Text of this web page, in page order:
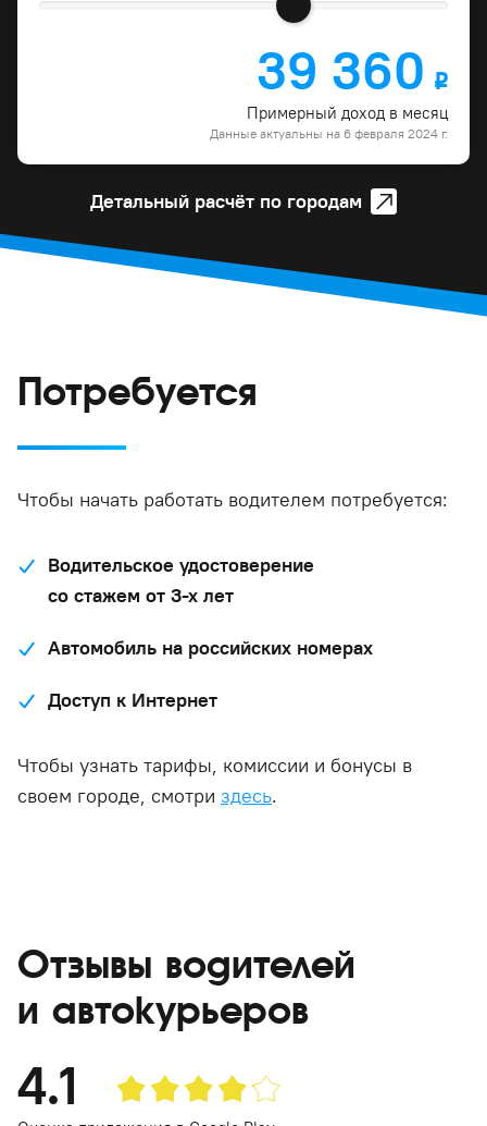
Примерный доход в месяц
39 360 o
Данные актуальны на 6 февраля 2024 г.
Детальный расчёт по городам
Потребуется
Чтобы начать работать водителем потребуется:
Водительское удостоверение
со стажем от 3-х лет
Автомобиль на российских номерах
Доступ к Интернет
Чтобы узнать тарифы, комиссии и бонусы в
своем городе, смотри здесь.
Отзывы водителей
и автокурьеров
4.1